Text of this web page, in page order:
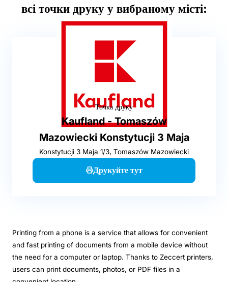
всі точки друку у вибраному місті:
Точка друку
Kaufland - Tomaszów
Mazowiecki Konstytucji 3 Maja
Konstytucji 3 Maja 1/3, Tomaszów Mazowiecki
Друкуйте тут
Printing from a phone is a service that allows for convenient
and fast printing of documents from a mobile device without
the need for a computer or laptop. Thanks to Zeccert printers,
users can print documents, photos, or PDF files in a